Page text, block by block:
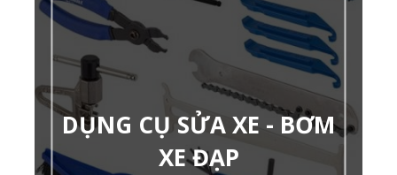
DỤNG CỤ SỬA XE - BƠM
XE ĐẠP